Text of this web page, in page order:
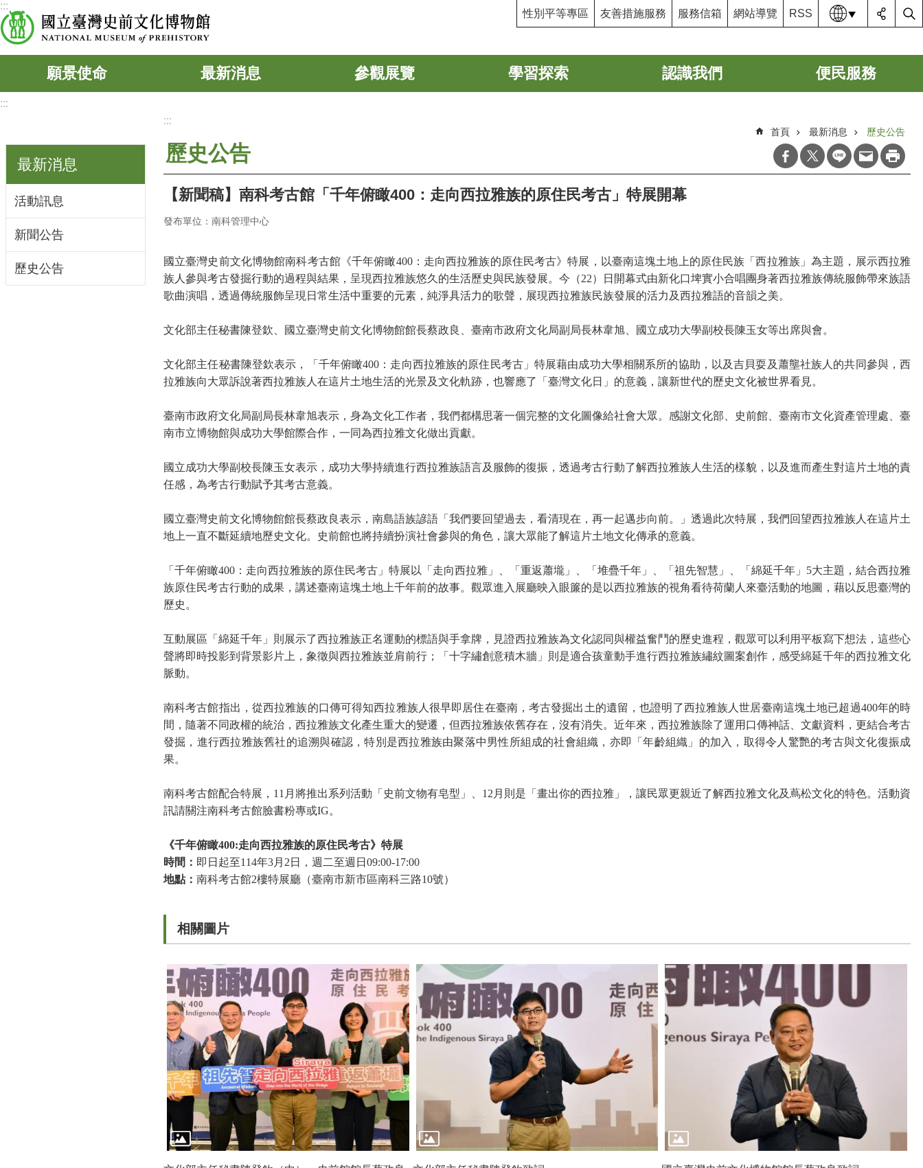
跳到主要內容區塊
:::
性別平等專區 友善措施服務 服務信箱 網站導覽 RSS 語系
願景使命 最新消息 參觀展覽 學習探索 認識我們 便民服務
:::
最新消息
活動訊息
新聞公告
歷史公告
:::
首頁 最新消息 歷史公告
歷史公告
【新聞稿】南科考古館「千年俯瞰400：走向西拉雅族的原住民考古」特展開幕
發布單位：南科管理中心
國立臺灣史前文化博物館南科考古館《千年俯瞰400：走向西拉雅族的原住民考古》特展，以臺南這塊土地上的原住民族「西拉雅族」為主題，展示西拉雅
族人參與考古發掘行動的過程與結果，呈現西拉雅族悠久的生活歷史與民族發展。今（22）日開幕式由新化口埤實小合唱團身著西拉雅族傳統服飾帶來族語
歌曲演唱， 透過傳統服飾呈現日常生活中重要的元素， 純淨具活力的歌聲，展現西拉雅族民族發展的活力及西拉雅語的音韻之美。
文化部主任秘書陳登欽、 國立臺灣史前文化博物館館長蔡政良 臺南市政府文化局副局長林韋旭 國立成功大學副校長陳玉女等出席與會。
文化部主任秘書陳登欽表示， 「千年俯瞰400 ：走向西拉雅族的原住民考古」特展藉由成功大學相關系所的協助，以及吉貝耍及蕭壟社族人的共同參與，西
拉雅族向大眾訴說著西拉雅族人在這片土地生活的光景及文化軌跡，也響應了「臺灣文化日」的意義，讓新世代的歷史文化被世界看見。
臺南市政府文化局副局長林韋旭表示 ，身為文化工作者，我們都構思著一個完整的文化圖像給社會大眾。 感謝文化部、史前館、臺南市文化資產管理處、臺
南市立博物館與成功大學館際合作，一同為西拉雅文化做出貢獻。
國立成功大學副校長陳玉女表示，成功大學持續進行西拉雅族語言及服飾的復振，透過考古行動了解西拉雅族人生活的樣貌，以及進而產生對這片土地的責
任感，為考古行動賦予其考古意義。
國立臺灣史前文化博物館館長蔡政良表示，南島語族諺語「我們要回望過去，看清現在，再一起邁步向前。 」 透過此次特展，我們回望西拉雅族人在這片土
地上一直不斷延續地歷史文化。史前館也將持續扮演社會參與的角色，讓大眾能了解這片土地文化傳承的意義。
「千年俯瞰400 ：走向西拉雅族的原住民考古」特展以「走向西拉雅」、「重返蕭壠」、「堆疊千年」、「祖先智慧」、「綿延千年」 5大主題，結合西拉雅
族原住民考古行動的成果，講述臺南這塊土地上千年前的故事。觀眾進入展廳映入眼簾的是以西拉雅族的視角看待荷蘭人來臺活動的地圖，藉以反思臺灣的
歷史。
互動展區「綿延千年」則展示了西拉雅族正名運動的標語與手拿牌，見證西拉雅族為文化認同與權益奮鬥的歷史進程，觀眾可以利用平板寫下想法，這些心
聲將即時投影到背景影片上，象徵與西拉雅族並肩前行；「十字繡創意積木牆」則是適合孩童動手進行西拉雅族繡紋圖案創作，感受綿延千年的西拉雅文化
脈動。
南科考古館指出，從西拉雅族的口傳可得知西拉雅族人很早即居住在臺南，考古發掘出土的遺留，也證明了西拉雅族人世居臺南這塊土地已超過400年的時
間，隨著不同政權的統治，西拉雅族文化產生重大的變遷，但西拉雅族依舊存在，沒有消失。近年來，西拉雅族除了運用口傳神話、文獻資料，更結合考古
發掘，進行西拉雅族舊社的追溯與確認，特別是西拉雅族由聚落中男性所組成的社會組織，亦即「年齡組織」的加入，取得令人驚艷的考古與文化復振成
果。
南科考古館配合特展， 11 月將推出系列活動「史前文物有皂型」、 12 月則是「畫出你的西拉雅」，讓民眾更親近了解西拉雅文化及蔦松文化的特色。活動資
訊請關注南科考古館臉書粉專或IG。
《千年俯瞰400:走向西拉雅族的原住民考古》特展
時間： 即日起至114年3月 2 日，週二至週日 09:00-17:00
地點： 南科考古館2樓特展廳（臺南市新市區南科三路10號）
相關圖片